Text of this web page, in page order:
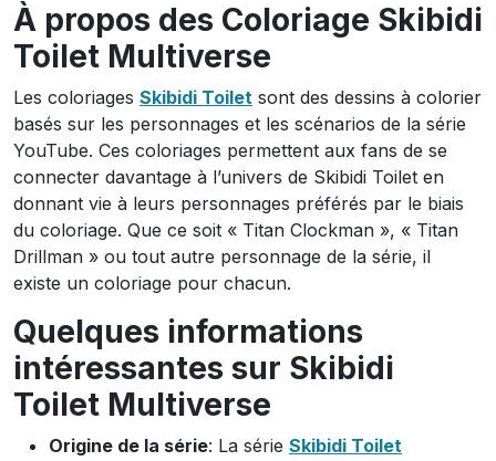
À propos des Coloriage Skibidi
Toilet Multiverse
Les coloriages Skibidi Toilet sont des dessins à colorier
basés sur les personnages et les scénarios de la série
YouTube. Ces coloriages permettent aux fans de se
connecter davantage à l’univers de Skibidi Toilet en
donnant vie à leurs personnages préférés par le biais
du coloriage. Que ce soit « Titan Clockman », « Titan
Drillman » ou tout autre personnage de la série, il
existe un coloriage pour chacun.
Quelques informations
intéressantes sur Skibidi
Toilet Multiverse
Origine de la série: La série Skibidi Toilet